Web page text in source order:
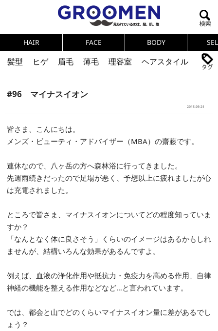
HAIR FACE BODY
髪型 ヒゲ 眉毛 薄毛 理容室
ヘアスタイル
女の本音
テストステロン
海外セレブ
健康
スキンケア 食事
調査結果
トレーニング
好印象な男
頭皮ケア
ダイエット
理容室
#96 マイナスイオン
2015.09.21
皆さま、こんにちは。
メンズ・ビューティ・アドバイザー（MBA）の齋藤です。
連休なので、八ヶ岳の方へ森林浴に行ってきました。
先週雨続きだったので足場が悪く、予想以上に疲れましたが心
は充電されました。
ところで皆さま、マイナスイオンについてどの程度知っていま
すか？
「なんとなく体に良さそう」くらいのイメージはあるかもしれ
ませんが、結構いろんな効果があるんですよ。
例えば、血液の浄化作用や抵抗力・免疫力を高める作用、自律
神経の機能を整える作用などなど…と言われています。
では、都会と山でどのくらいマイナスイオン量に差があるでし
ょう？